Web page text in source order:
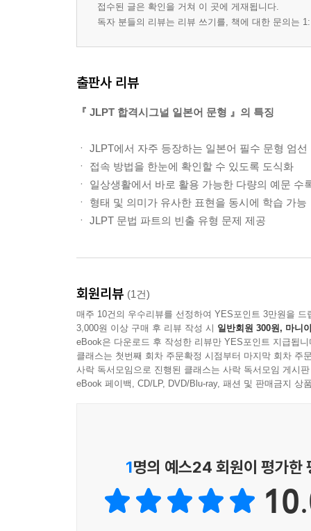
접수된 글은 확인을 거쳐 이 곳에 게재됩니다.
독자 분들의 리뷰는 리뷰 쓰기를, 책에 대한 문의는
출판사 리뷰
『 JLPT 합격시그널 일본어 문형 』의 특징
ㆍ JLPT에서 자주 등장하는 일본어 필수 문형 엄선
ㆍ 접속 방법을 한눈에 확인할 수 있도록 도식화
ㆍ 일상생활에서 바로 활용 가능한 다량의 예문 수
ㆍ 형태 및 의미가 유사한 표현을 동시에 학습 가능
ㆍ JLPT 문법 파트의 빈출 유형 문제 제공
회원리뷰 (1건)
매주 10건의 우수리뷰를 선정하여 YES포인트 3만원을 드
3,000원 이상 구매 후 리뷰 작성 시 일반회원 300원, 마니
eBook은 다운로드 후 작성한 리뷰만 YES포인트 지급됩니
클래스는 첫번째 회차 주문확정 시점부터 마지막 회차 주
사락 독서모임으로 진행된 클래스는 사락 독서모임 게시
eBook 페이백, CD/LP, DVD/Blu-ray, 패션 및 판매금지 상
1명의 예스24 회원이 평가한